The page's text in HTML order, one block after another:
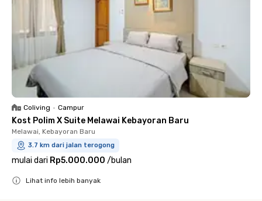
Coliving • Campur
Kost Polim X Suite Melawai Kebayoran Baru
Melawai, Kebayoran Baru
3.7 km dari jalan terogong
mulai dari Rp5.000.000 /bulan
Lihat info lebih banyak